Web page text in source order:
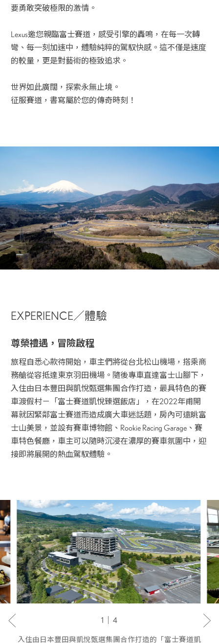
要勇敢突破極限的激情。
Lexus邀您親臨富士賽道，感受引擎的轟鳴，在每一次轉
彎、每一刻加速中，體驗純粹的駕馭快感。這不僅是速度
的較量，更是對藝術的極致追求。
世界如此廣闊，探索永無止境。
征服賽道，書寫屬於您的傳奇時刻！
EXPERIENCE／體驗
尊榮禮遇，冒險啟程
旅程自悉心款待開始，車主們將從台北松山機場，搭乘商
務艙從容抵達東京羽田機場。隨後專車直達富士山腳下，
入住由日本豐田與凱悅甄選集團合作打造，最具特色的賽
車渡假村－「富士賽道凱悅臻選飯店」，在2022年甫開
幕就因緊鄰富士賽道而造成廣大車迷話題，房內可遠眺富
士山美景，並設有賽車博物館、Rookie Racing Garage、賽
車特色餐廳，車主可以隨時沉浸在濃厚的賽車氛圍中，迎
接即將展開的熱血駕馭體驗。
入住由日本豐田與凱悅甄選集團合作打造的「富士賽道凱
1｜4